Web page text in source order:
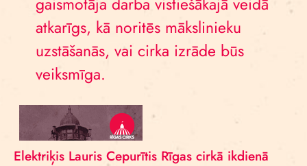
atkarīgs, kā noritēs mākslinieku
uzstāšanās, vai cirka izrāde būs
veiksmīga.
Elektriķis Lauris Cepurītis Rīgas cirkā ikdienā